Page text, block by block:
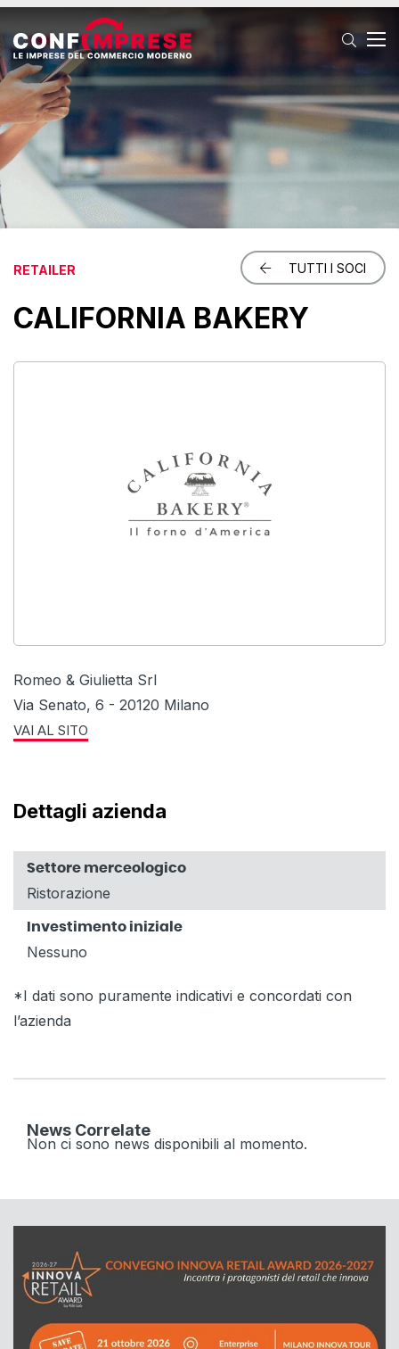
TUTTI I SOCI
RETAILER
CALIFORNIA BAKERY
Romeo & Giulietta Srl
Via Senato, 6 - 20120 Milano
VAI AL SITO
Dettagli azienda
Settore merceologico
Ristorazione
Investimento iniziale
Nessuno
*I dati sono puramente indicativi e concordati con
l’azienda
News Correlate
Non ci sono news disponibili al momento.